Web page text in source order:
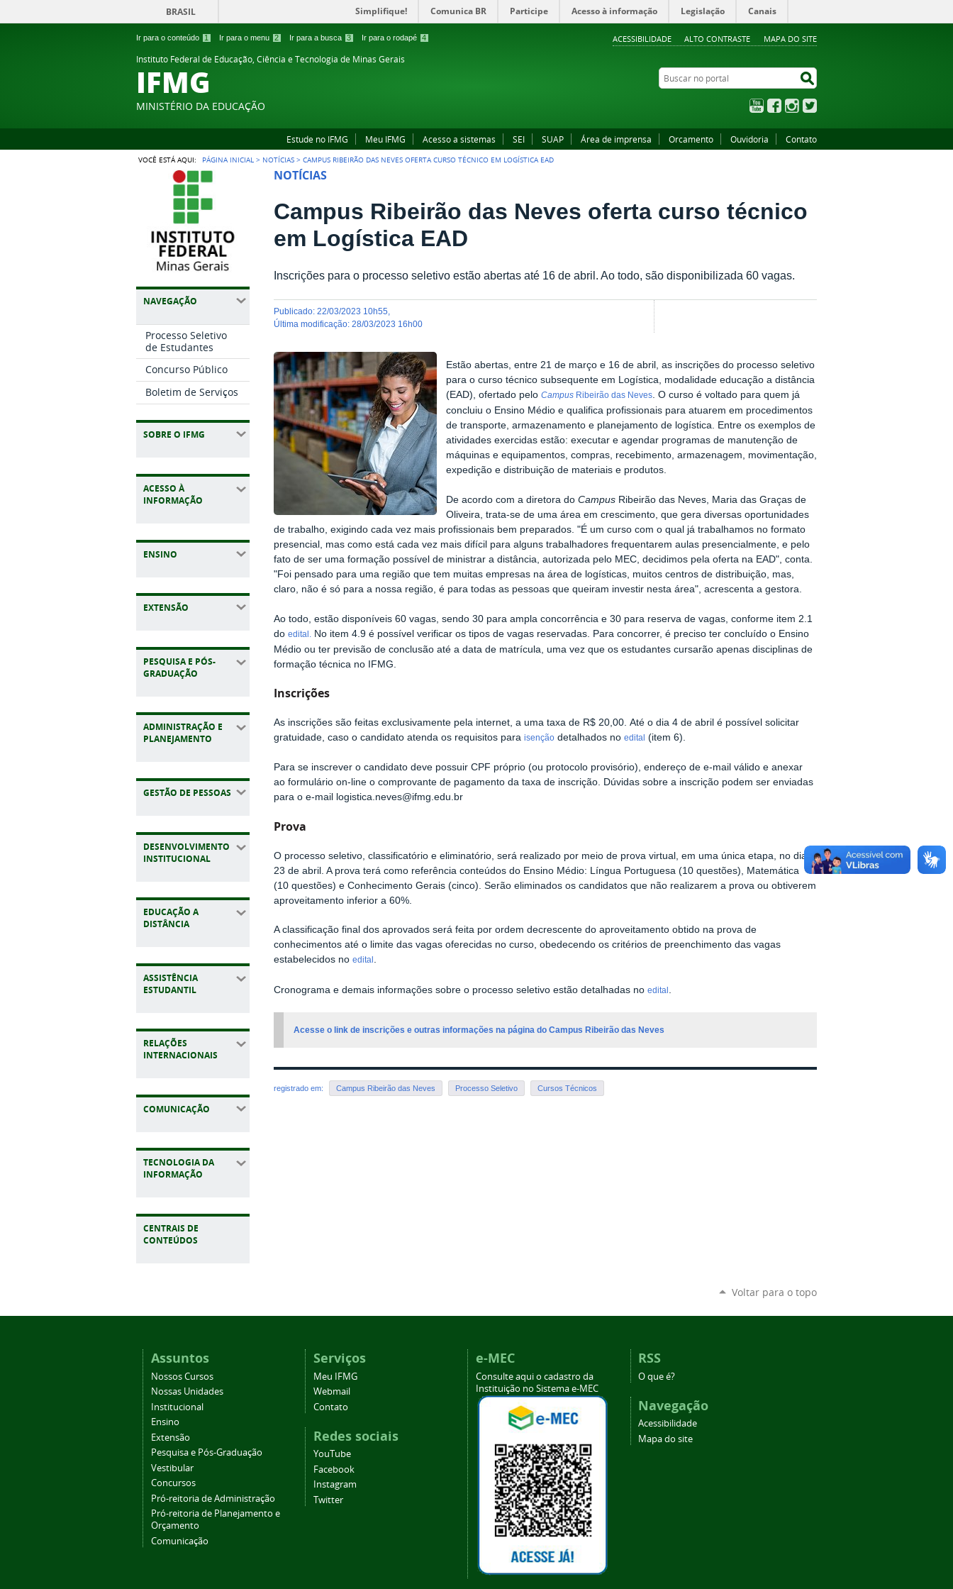
Ir para o conteúdo 1 Ir para o menu 2 Ir para a busca 3 Ir para o rodapé 4 ACESSIBILIDADE ALTO CONTRASTE MAPA DO SITE
BRASIL Simplifique! Comunica BR Participe Acesso à informação Legislação Canais
Instituto Federal de Educação, Ciência e Tecnologia de Minas Gerais
IFMG
MINISTÉRIO DA EDUCAÇÃO
Buscar no portal
YouTubeFacebookInstagram
Estude no IFMG Meu IFMG Acesso a sistemas SEI SUAP Área de imprensa Orcamento Ouvidoria Contato
VOCÊ ESTÁ AQUI: PÁGINA INICIAL > NOTÍCIAS >CAMPUS RIBEIRÃO DAS NEVES OFERTA CURSO TÉCNICO EM LOGÍSTICA EAD
NAVEGAÇÃO
Processo Seletivo
de Estudantes
Concurso Público
Boletim de Serviços
SOBRE O IFMG
ACESSO À
INFORMAÇÃO
ENSINO
EXTENSÃO
PESQUISA E PÓS-
GRADUAÇÃO
ADMINISTRAÇÃO E
PLANEJAMENTO
GESTÃO DE PESSOAS
DESENVOLVIMENTO
INSTITUCIONAL
EDUCAÇÃO A
DISTÂNCIA
ASSISTÊNCIA
ESTUDANTIL
RELAÇÕES
INTERNACIONAIS
COMUNICAÇÃO
TECNOLOGIA DA
INFORMAÇÃO
CENTRAIS DE
CONTEÚDOS
NOTÍCIAS
Campus Ribeirão das Neves oferta curso técnico
em Logística EAD
Inscrições para o processo seletivo estão abertas até 16 de abril. Ao todo, são disponibilizada 60 vagas.
publicado:22/03/2023 10h55
última modificação:28/03/2023 16h00
Estão abertas, entre 21 de março e 16 de abril, as inscrições do processo seletivo
para o curso técnico subsequente em Logística, modalidade educação a distância
(EAD), ofertado pelo CampusRibeirão das Neves. O curso é voltado para quem já
concluiu o Ensino Médio e qualifica profissionais para atuarem em procedimentos
de transporte, armazenamento e planejamento de logística. Entre os exemplos de
atividades exercidas estão: executar e agendar programas de manutenção de
máquinas e equipamentos, compras, recebimento, armazenagem, movimentação,
expedição e distribuição de materiais e produtos.
De acordo com a diretora do CampusRibeirão das Neves, Maria das Graças de
Oliveira, trata-se de uma área em crescimento, que gera diversas oportunidades
de trabalho, exigindo cada vez mais profissionais bem preparados. "É um curso com o qual já trabalhamos no formato
presencial, mas como está cada vez mais difícil para alguns trabalhadores frequentarem aulas presencialmente, e pelo
fato de ser uma formação possível de ministrar a distância, autorizada pelo MEC, decidimos pela oferta na EAD", conta.
"Foi pensado para uma região que tem muitas empresas na área de logísticas, muitos centros de distribuição, mas,
claro, não é só para a nossa região, é para todas as pessoas que queiram investir nesta área", acrescenta a gestora.
Ao todo, estão disponíveis 60 vagas, sendo 30 para ampla concorrência e 30 para reserva de vagas, conforme item 2.1
doedital.
No item 4.9 é possível verificar os tipos de vagas reservadas. Para concorrer, é preciso ter concluído o Ensino
Médio ou ter previsão de conclusão até a data de matrícula, uma vez que os estudantes cursarão apenas disciplinas de
formação técnica no IFMG.
Inscrições
As inscrições são feitas exclusivamente pela internet, a uma taxa de R$ 20,00. Até o dia 4 de abril é possível solicitar
gratuidade, caso o candidato atenda os requisitos paraisenção detalhados noedital (item 6).
Para se inscrever o candidato deve possuir CPF próprio (ou protocolo provisório), endereço de e-mail válido e anexar
ao formulário on-line o comprovante de pagamento da taxa de inscrição. Dúvidas sobre a inscrição podem ser enviadas
para o e-mail logistica.neves@ifmg.edu.br
Prova
O processo seletivo, classificatório e eliminatório, será realizado por meio de prova virtual, em uma única etapa, no dia
23 de abril. A prova terá como referência conteúdos do Ensino Médio: Língua Portuguesa (10 questões), Matemática
(10 questões) e Conhecimento Gerais (cinco). Serão eliminados os candidatos que não realizarem a prova ou obtiverem
aproveitamento inferior a 60%.
A classificação final dos aprovados será feita por ordem decrescente do aproveitamento obtido na prova de
conhecimentos até o limite das vagas oferecidas no curso, obedecendo os critérios de preenchimento das vagas
estabelecidos noedital .
Cronograma e demais informações sobre o processo seletivo estão detalhadas noedital
Acesse o link de inscrições e outras informações na página do Campus Ribeirão das Neves
registrado em: Campus Ribeirão das Neves Processo Seletivo Cursos Técnicos
Voltar para o topo
Assuntos
Nossos Cursos
Nossas Unidades
Institucional
Ensino
Extensão
Pesquisa e Pós-Graduação
Vestibular
Concursos
Pró-reitoria de Administração
Pró-reitoria de Planejamento e
Orçamento
Comunicação
Serviços
Meu IFMG
Webmail
Contato
Redes sociais
YouTube
Facebook
Instagram
Twitter
e-MEC
Consulte aqui o cadastro da
Instituição no Sistema e-MEC
RSS
O que é?
Navegação
Acessibilidade
Mapa do site